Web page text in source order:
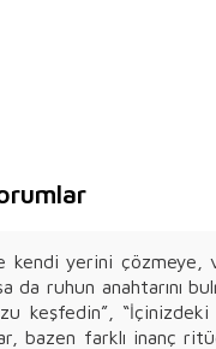
yerini çözmeye,
ruhun anahtarını
“İçinizdeki
bazen farklı inanç